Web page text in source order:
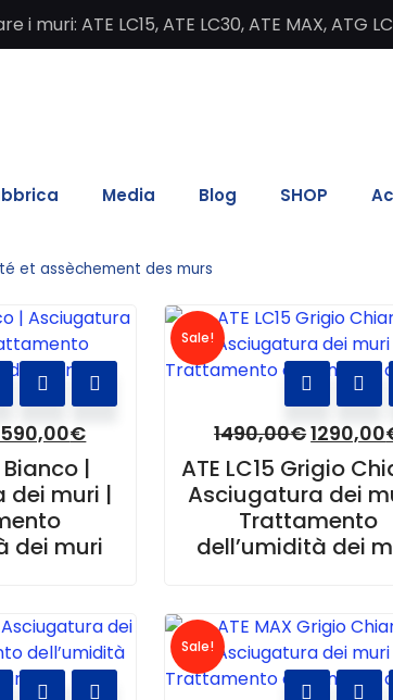
ATE LC15, ATE LC30, ATE MAX, ATG
Media Blog SHOP
et assèchement des murs
€
Bianco |
dei muri |
dei muri
Sale!
1490,00€1290,00
ATE LC15 Grigio
Asciugatura dei
Trattamento
dell’umidità dei
Sale!